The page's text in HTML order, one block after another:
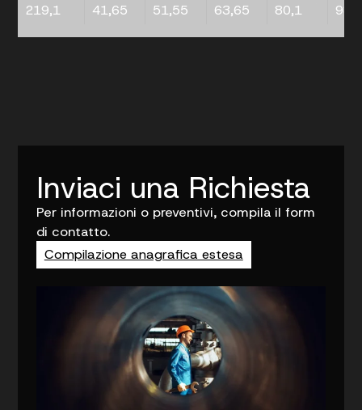
219,1
41,65 51,55 63,65 80,1 98,2
Inviaci una Richiesta
Per informazioni o preventivi, compila il form
di contatto.
Compilazione anagrafica estesa